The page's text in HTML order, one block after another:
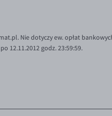
Nie dotyczy ew. opłat
12.11.2012 godz. 23:59:59.